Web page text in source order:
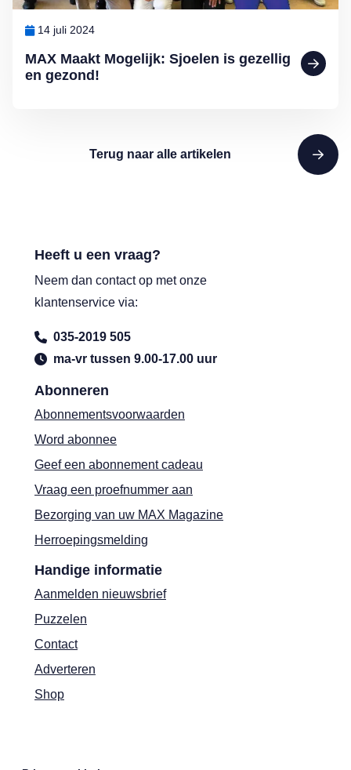
MAX Maakt Mogelijk: Sjoelen is gezellig
en gezond!
14 juli 2024
Terug naar alle artikelen
Abonneren
Abonnementsvoorwaarden
Word abonnee
Geef een abonnement cadeau
Vraag een proefnummer aan
Bezorging van uw MAX Magazine
Herroepingsmelding
Handige informatie
Aanmelden nieuwsbrief
Puzzelen
Contact
Adverteren
Shop
Heeft u een vraag?
Neem dan contact op met onze
klantenservice via:
035-2019 505
ma-vr tussen 9.00-17.00 uur